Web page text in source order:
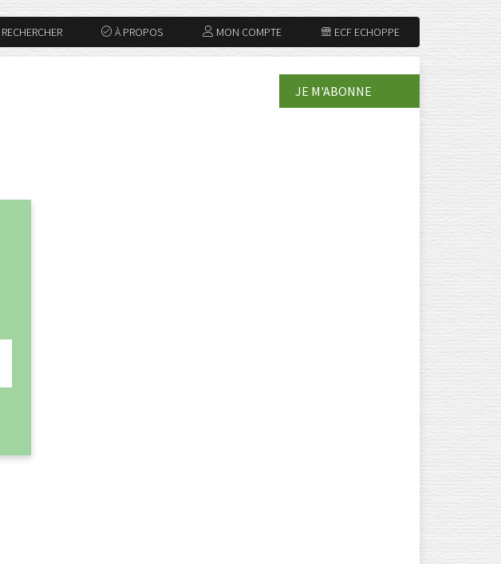
ECF ECHOPPE
MON COMPTE
À PROPOS
RECHERCHER
JE M'ABONNE